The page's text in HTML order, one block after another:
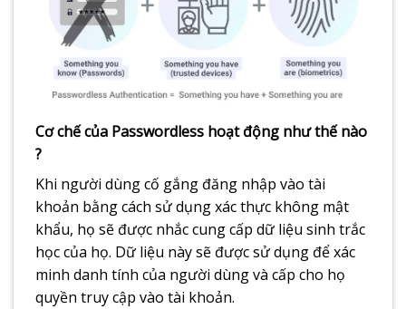
Cơ chế của Passwordless hoạt động như thế nào
?​
Khi người dùng cố gắng đăng nhập vào tài
khoản bằng cách sử dụng xác thực không mật
khẩu, họ sẽ được nhắc cung cấp dữ liệu sinh trắc
học của họ. Dữ liệu này sẽ được sử dụng để xác
minh danh tính của người dùng và cấp cho họ
quyền truy cập vào tài khoản.